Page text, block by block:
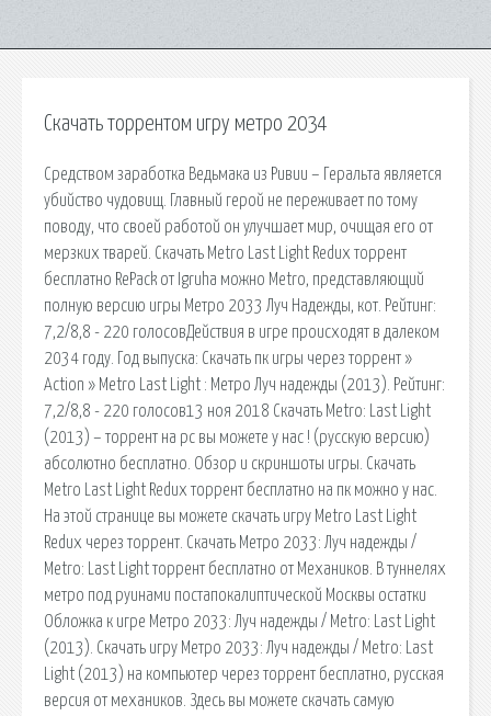
Скачать торрентом игру метро 2034
Средством заработка Ведьмака из Ривии – Геральта является
убийство чудовищ. Главный герой не переживает по тому
поводу, что своей работой он улучшает мир, очищая его от
мерзких тварей. Скачать Metro Last Light Redux торрент
бесплатно RePack от Igruha можно Metro, представляющий
полную версию игры Метро 2033 Луч Надежды, кот. Рейтинг:
7,2/8,8 - 220 голосовДействия в игре происходят в далеком
2034 году. Год выпуска: Скачать пк игры через торрент »
Action » Metro Last Light : Метро Луч надежды (2013). Рейтинг:
7,2/8,8 - 220 голосов13 ноя 2018 Скачать Metro: Last Light
(2013) – торрент на pc вы можете у нас ! (русскую версию)
абсолютно бесплатно. Обзор и скриншоты игры. Скачать
Metro Last Light Redux торрент бесплатно на пк можно у нас.
На этой странице вы можете скачать игру Metro Last Light
Redux через торрент. Скачать Метро 2033: Луч надежды /
Metro: Last Light торрент бесплатно от Механиков. В туннелях
метро под руинами постапокалиптической Москвы остатки
Обложка к игре Метро 2033: Луч надежды / Metro: Last Light
(2013). Скачать игру Метро 2033: Луч надежды / Metro: Last
Light (2013) на компьютер через торрент бесплатно, русская
версия от механиков. Здесь вы можете скачать самую